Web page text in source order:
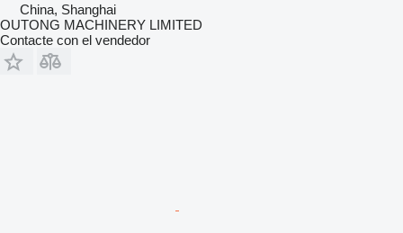
China, Shanghai
OUTONG MACHINERY LIMITED
Contacte con el vendedor